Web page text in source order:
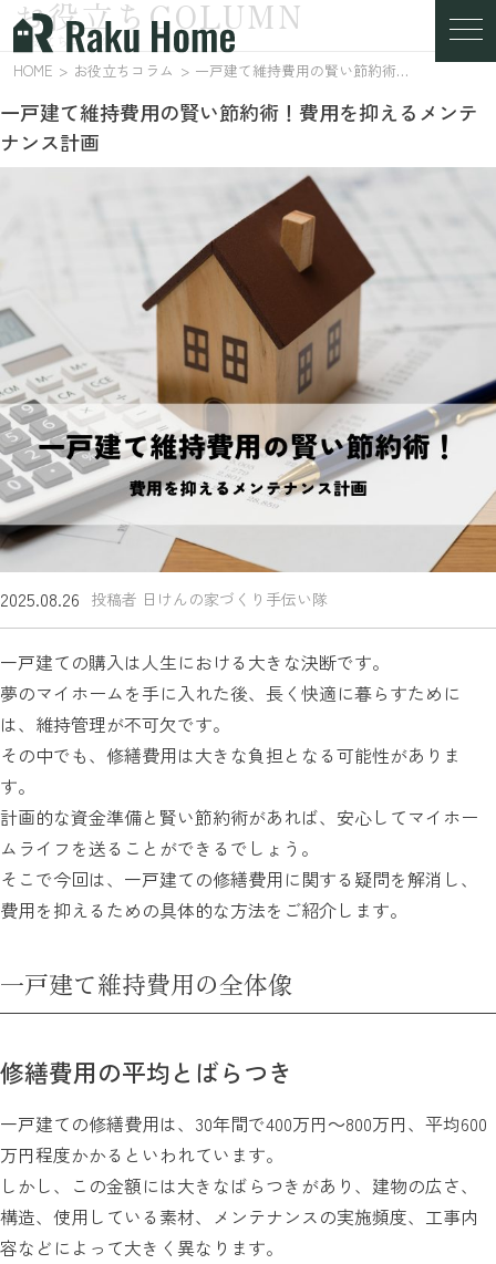
お役立ちコラム
お役立ちCOLUMN
HOME お役立ちコラム 一戸建て維持費用の賢い節約術！費用を抑えるメンテナンス計画
一戸建て維持費用の賢い節約術！費用を抑えるメンテ
ナンス計画
2025.08.26 投稿者 日けんの家づくり手伝い隊
一戸建ての購入は人生における大きな決断です。
夢のマイホームを手に入れた後、長く快適に暮らすために
は、維持管理が不可欠です。
その中でも、修繕費用は大きな負担となる可能性がありま
す。
計画的な資金準備と賢い節約術があれば、安心してマイホー
ムライフを送ることができるでしょう。
そこで今回は、一戸建ての修繕費用に関する疑問を解消し、
費用を抑えるための具体的な方法をご紹介します。
一戸建て維持費用の全体像
修繕費用の平均とばらつき
一戸建ての修繕費用は、30年間で400万円～800万円、平均600
万円程度かかるといわれています。
しかし、この金額には大きなばらつきがあり、建物の広さ、
構造、使用している素材、メンテナンスの実施頻度、工事内
容などによって大きく異なります。